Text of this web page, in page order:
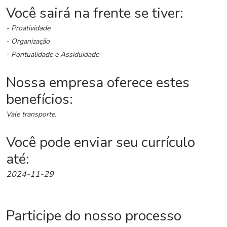
h
a
t
s
a
p
C
a
d
s
t
r
a
r
Você sairá na frente se tiver:
- Proatividade
- Organização
- Pontualidade e Assiduidade
Nossa empresa oferece estes
benefícios:
Vale transporte.
Você pode enviar seu currículo
até:
2024-11-29
Participe do nosso processo